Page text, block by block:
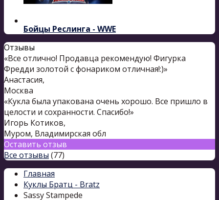
Бойцы Реслинга - WWE
Отзывы
«Все отлично! Продавца рекомендую! Фигурка
Фредди золотой с фонариком отличная!:)»
Анастасия,
Москва
«Кукла была упакована очень хорошо. Все пришло в
целости и сохранности. Спасибо!»
Игорь Котиков,
Муром, Владимирская обл
Оставить отзыв
Все отзывы (77)
Главная
Куклы Братц - Bratz
Sassy Stampede